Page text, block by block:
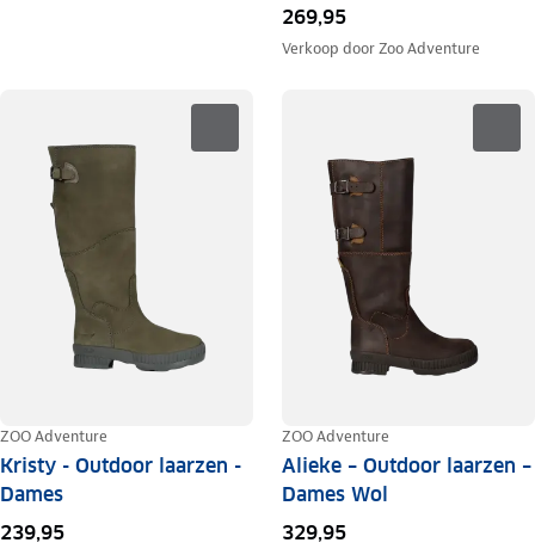
269,95
Verkoop doorZoo Adventure
ZOO Adventure
Kristy - Outdoor laarzen -
Dames
239,95
ZOO Adventure
Alieke – Outdoor laarzen –
Dames Wol
329,95